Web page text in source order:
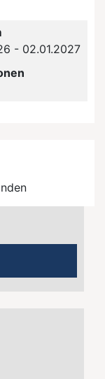
- 02.01.2027